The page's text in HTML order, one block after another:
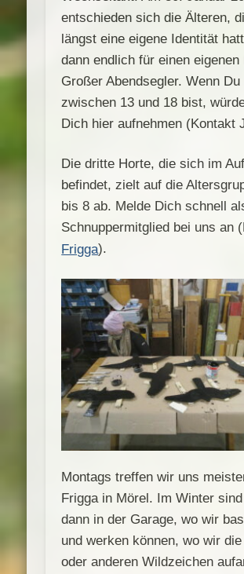
entschieden sich die Älteren,
längst eine eigene Identität
dann endlich für einen eigenen
Großer Abendsegler. Wenn Du
zwischen 13 und 18 bist,
Dich hier aufnehmen (Kontakt
Die dritte Horte, die sich im
befindet, zielt auf die
bis 8 ab. Melde Dich schnell
Schnuppermitglied bei uns an
Frigga).
Montags treffen wir uns
Frigga in Mörel. Im Winter
dann in der Garage, wo wir
und werken können, wo wir
oder anderen Wildzeichen